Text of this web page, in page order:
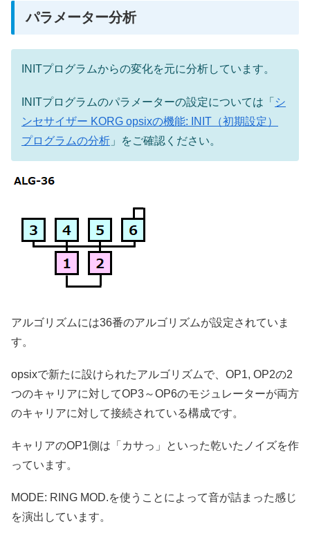
パラメーター分析
INITプログラムからの変化を元に分析しています。
INITプログラムのパラメーターの設定については「 シ
ンセサイザー KORG opsixの機能: INIT（初期設定）
プログラムの分析 」をご確認ください。
アルゴリズムには36番のアルゴリズムが設定されていま
す。
opsixで新たに設けられたアルゴリズムで、OP1, OP2の2
つのキャリアに対してOP3～OP6のモジュレーターが両方
のキャリアに対して接続されている構成です。
キャリアのOP1側は「カサっ」といった乾いたノイズを作
っています。
MODE: RING MOD.を使うことによって音が詰まった感じ
を演出しています。